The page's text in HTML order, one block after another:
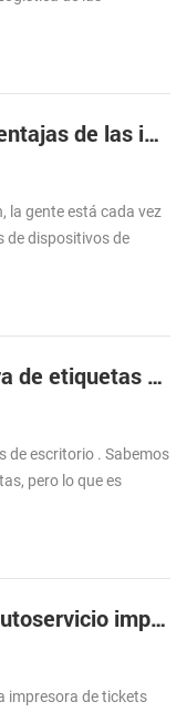
Los campos de Aplicación y ventajas de las impresoras Bluetooth
la gente está cada vez
de dispositivos de
Lo diferente entre la impresora de etiquetas de transferencia térmica y térmica directa de la impresora de etiquetas
de escritorio . Sabemos
pero lo que es
Nuevo producto: quiosco de autoservicio impresoras KP-300 H
impresora de tickets